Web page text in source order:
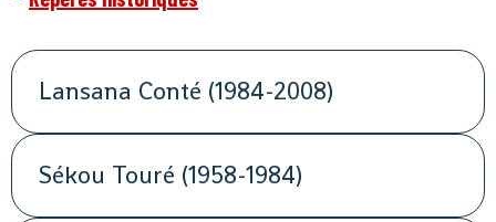
Lansana Conté (1984-2008)
Sékou Touré (1958-1984)